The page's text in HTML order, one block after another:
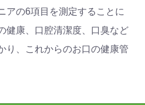
アの6項目を測定することに
健康、口腔清潔度、口臭など
り、これからのお口の健康管